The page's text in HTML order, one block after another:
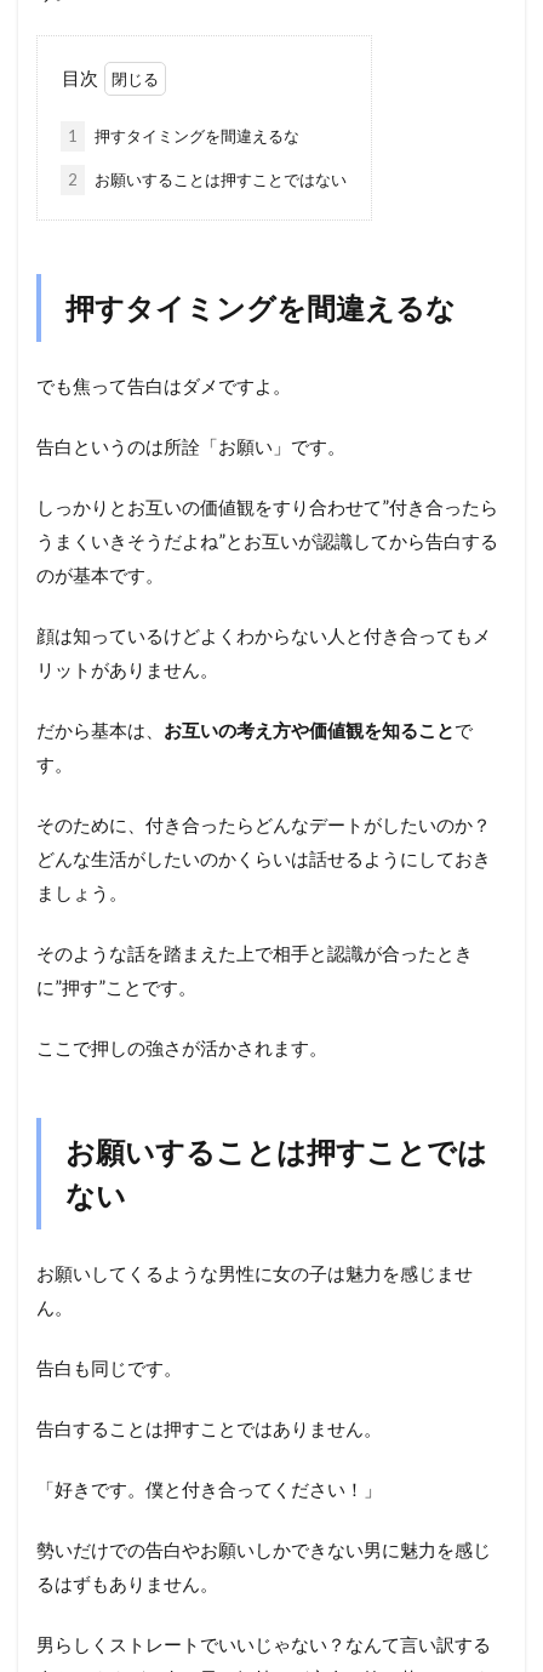
目次
1 押すタイミングを間違えるな
2 お願いすることは押すことではない
押すタイミングを間違えるな
でも焦って告白はダメですよ。
告白というのは所詮「お願い」です。
しっかりとお互いの価値観をすり合わせて”付き合ったら
うまくいきそうだよね”とお互いが認識してから告白する
のが基本です。
顔は知っているけどよくわからない人と付き合ってもメ
リットがありません。
だから基本は、 お互いの考え方や価値観を知ることで
す。
そのために、付き合ったらどんなデートがしたいのか？
どんな生活がしたいのかくらいは話せるようにしておき
ましょう。
そのような話を踏まえた上で相手と認識が合ったとき
に”押す”ことです。
ここで押しの強さが活かされます。
お願いすることは押すことでは
ない
お願いしてくるような男性に女の子は魅力を感じませ
ん。
告白も同じです。
告白することは押すことではありません。
「好きです。僕と付き合ってください！」
勢いだけでの告白やお願いしかできない男に魅力を感じ
るはずもありません。
男らしくストレートでいいじゃない？なんて言い訳する